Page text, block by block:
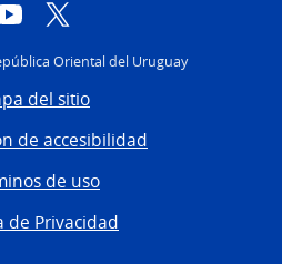
YouTube
Oriental del Uruguay
del sitio
de accesibilidad
de uso
de Privacidad